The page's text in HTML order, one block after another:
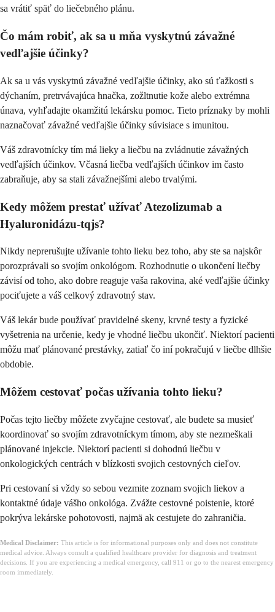
sa vrátiť späť do liečebného plánu.
Čo mám robiť, ak sa u mňa vyskytnú závažné
vedľajšie účinky?
Ak sa u vás vyskytnú závažné vedľajšie účinky, ako sú ťažkosti s
dýchaním, pretrvávajúca hnačka, zožltnutie kože alebo extrémna
únava, vyhľadajte okamžitú lekársku pomoc. Tieto príznaky by mohli
naznačovať závažné vedľajšie účinky súvisiace s imunitou.
Váš zdravotnícky tím má lieky a liečbu na zvládnutie závažných
vedľajších účinkov. Včasná liečba vedľajších účinkov im často
zabraňuje, aby sa stali závažnejšími alebo trvalými.
Kedy môžem prestať užívať Atezolizumab a
Hyaluronidázu-tqjs?
Nikdy neprerušujte užívanie tohto lieku bez toho, aby ste sa najskôr
porozprávali so svojím onkológom. Rozhodnutie o ukončení liečby
závisí od toho, ako dobre reaguje vaša rakovina, aké vedľajšie účinky
pociťujete a váš celkový zdravotný stav.
Váš lekár bude používať pravidelné skeny, krvné testy a fyzické
vyšetrenia na určenie, kedy je vhodné liečbu ukončiť. Niektorí pacienti
môžu mať plánované prestávky, zatiaľ čo iní pokračujú v liečbe dlhšie
obdobie.
Môžem cestovať počas užívania tohto lieku?
Počas tejto liečby môžete zvyčajne cestovať, ale budete sa musieť
koordinovať so svojím zdravotníckym tímom, aby ste nezmeškali
plánované injekcie. Niektorí pacienti si dohodnú liečbu v
onkologických centrách v blízkosti svojich cestovných cieľov.
Pri cestovaní si vždy so sebou vezmite zoznam svojich liekov a
kontaktné údaje vášho onkológa. Zvážte cestovné poistenie, ktoré
pokrýva lekárske pohotovosti, najmä ak cestujete do zahraničia.
Medical Disclaimer: This article is for informational purposes only and does not constitute
medical advice. Always consult a qualified healthcare provider for diagnosis and treatment
decisions. If you are experiencing a medical emergency, call 911 or go to the nearest emergency
room immediately.